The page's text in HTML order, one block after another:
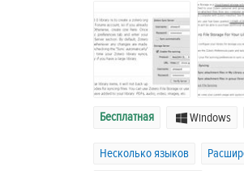
Бесплатная Windows
Несколько языков